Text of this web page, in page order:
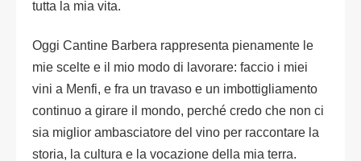
tutta la mia vita.
Oggi Cantine Barbera rappresenta pienamente le
mie scelte e il mio modo di lavorare: faccio i miei
vini a Menfi, e fra un travaso e un imbottigliamento
continuo a girare il mondo, perché credo che non ci
sia miglior ambasciatore del vino per raccontare la
storia, la cultura e la vocazione della mia terra.